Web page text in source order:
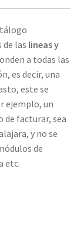
de las lineas y
a todas las
es decir, una
este se
ejemplo, un
de facturar, sea
y no se
de
etc.